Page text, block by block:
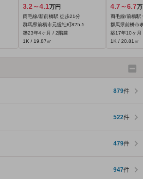
3.2～4.1万円
両毛線/新前橋駅 徒歩21分
群馬県前橋市元総社町825‐5
築23年4ヶ月 / 2階建
1K / 19.87㎡
4.7～6.7
両毛線/前橋駅
群馬県前橋市
築17年10ヶ月
1K / 20.81㎡
879件
522件
479件
947件